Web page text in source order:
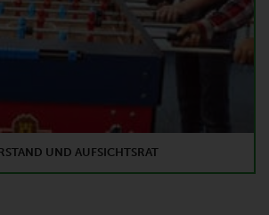
UND AUFSICHTSRAT